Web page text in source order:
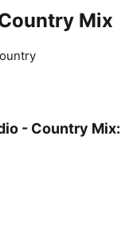
Mix
- Country Mix: